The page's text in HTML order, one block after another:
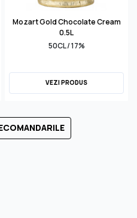
Mozart Gold Chocolate Cream
0.5L
50CL / 17%
VEZI PRODUS